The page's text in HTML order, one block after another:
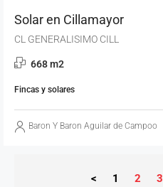
Solar en Cillamayor
CL GENERALISIMO CILL
668 m2
Fincas y solares
Baron Y Baron Aguilar de Campoo
< 1 2 3